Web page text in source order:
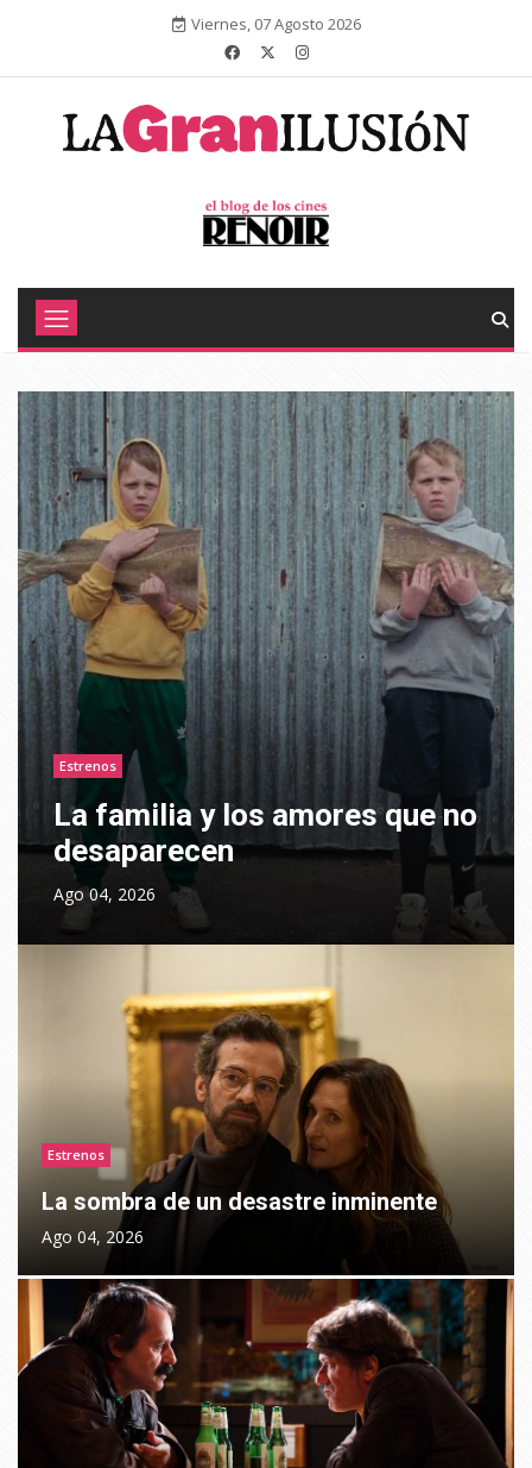
Viernes, 07 Agosto 2026
Estrenos
La familia y los amores que no
desaparecen
Ago 04, 2026
Estrenos
La sombra de un desastre inminente
Ago 04, 2026